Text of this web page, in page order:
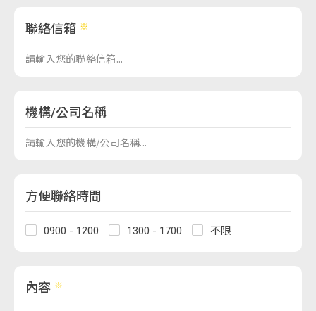
聯絡信箱
機構/公司名稱
方便聯絡時間
0900 - 1200 1300 - 1700 不限
內容